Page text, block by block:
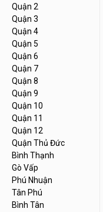
Quận 2
Quận 3
Quận 4
Quận 5
Quận 6
Quận 7
Quận 8
Quận 9
Quận 10
Quận 11
Quận 12
Quận Thủ Đức
Bình Thạnh
Gò Vấp
Phú Nhuận
Tân Phú
Bình Tân